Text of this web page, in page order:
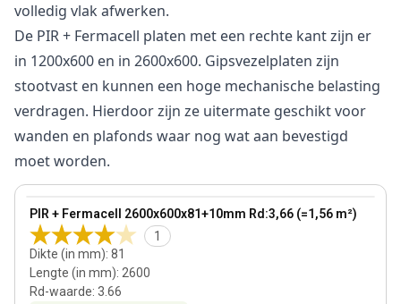
volledig vlak afwerken.
De PIR + Fermacell platen met een rechte kant zijn er
in 1200x600 en in 2600x600. Gipsvezelplaten zijn
stootvast en kunnen een hoge mechanische belasting
verdragen. Hierdoor zijn ze uitermate geschikt voor
wanden en plafonds waar nog wat aan bevestigd
moet worden.
PIR + Fermacell 2600x600x81+10mm Rd:3,66 (=1,56 m²)
1
Dikte (in mm): 81
Lengte (in mm): 2600
Rd-waarde: 3.66
View product